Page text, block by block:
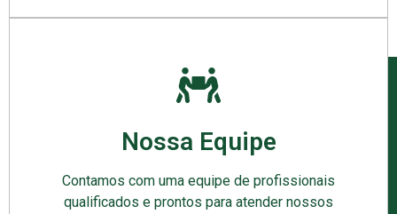
Nossa Equipe
Contamos com uma equipe de profissionais
qualificados e prontos para atender nossos